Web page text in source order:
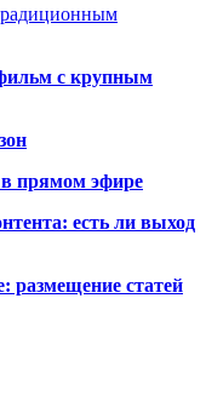
с крупным
прямом эфире
есть ли выход
размещение статей